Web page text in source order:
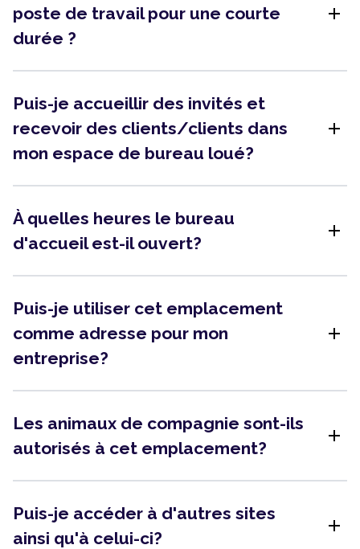
poste de travail pour une courte
durée ?
add
Puis-je accueillir des invités et
recevoir des clients/clients dans
mon espace de bureau loué?
add
À quelles heures le bureau
d'accueil est-il ouvert?
add
Puis-je utiliser cet emplacement
comme adresse pour mon
entreprise?
add
Les animaux de compagnie sont-ils
autorisés à cet emplacement?
add
Puis-je accéder à d'autres sites
ainsi qu'à celui-ci?
add